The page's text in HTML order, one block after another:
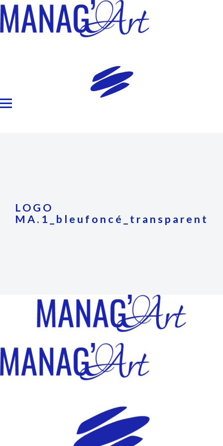
LOGO
MA.1_bleufoncé_transparent